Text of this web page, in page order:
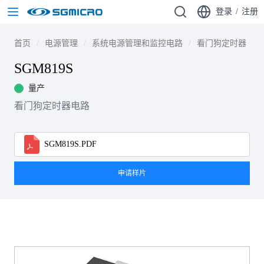
登录 / 注册
首页 电源管理 系统电源管理和监控电路 看门狗定时器
SGM819S
量产
看门狗定时器电路
SGM819S.PDF
申请样片